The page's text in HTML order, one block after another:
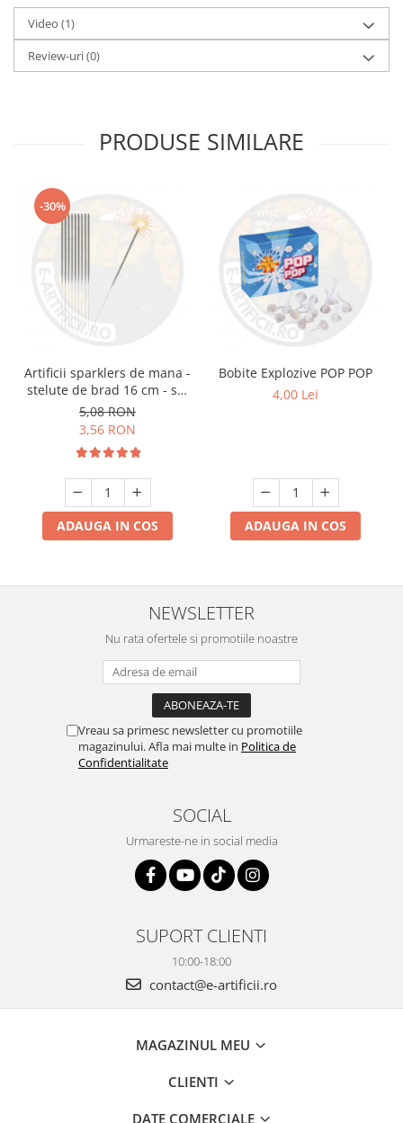
Video (1)
Review-uri(0)
PRODUSE SIMILARE
-30%
Artificii sparklers de mana -
stelute de brad 16 cm - set
10 buc
5,08 RON
3,56 RON
ADAUGA IN COS
Bobite Explozive POP POP
4,00 Lei
ADAUGA IN COS
NEWSLETTER
Nu rata ofertele si promotiile noastre
Vreau sa primesc newsletter cu promotiile
magazinului. Afla mai multe in Politica de
Confidentialitate
SOCIAL
Urmareste-ne in social media
SUPORT CLIENTI
10:00-18:00
contact@e-artificii.ro
MAGAZINUL MEU
CLIENTI
DATE COMERCIALE